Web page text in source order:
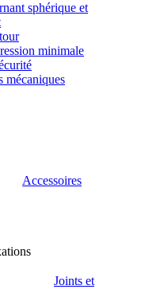
sphérique et
minimale
mécaniques
Accessoires
Joints et